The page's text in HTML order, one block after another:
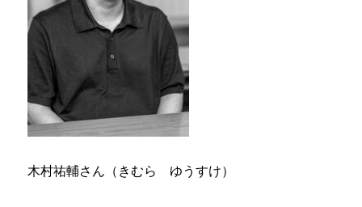
木村祐輔さん（きむら ゆうすけ）